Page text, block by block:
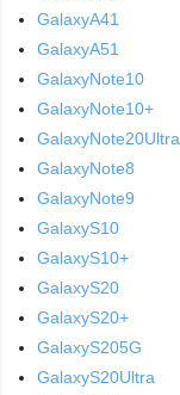
GalaxyA41
GalaxyA51
GalaxyNote10
GalaxyNote10+
GalaxyNote20Ultra
GalaxyNote8
GalaxyNote9
GalaxyS10
GalaxyS10+
GalaxyS20
GalaxyS20+
GalaxyS205G
GalaxyS20Ultra